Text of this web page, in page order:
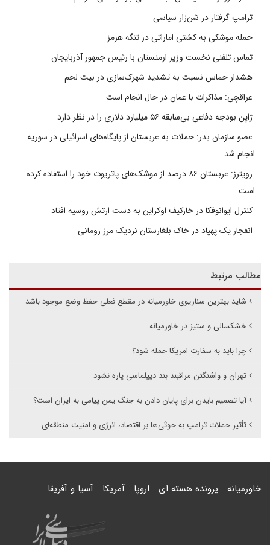
ترامپ گرفتار در شن‌زار سیاسی
حمله موشکی به کشتی اماراتی در تنگه هرمز
تماس تلفنی نخست وزیر ارمنستان با رئیس جمهور آذربایجان
هشدار حماس نسبت به تشدید شهرک‌سازی در بیت‌ لحم
عراقچی: مذاکرات با عمان در حال انجام است
ژاپن بودجه دفاعی بی‌سابقه ۵۶ میلیارد دلاری را در نظر دارد
عضو سازمان بدر: حملات به عربستان از پایگاه‌های اسرائیلی در سوریه
انجام شد
رویترز: عربستان ۸۶ درصد از موشک‌های پاتریوت خود را استفاده کرده
است
کنترل ایوانوفکا در خارکیف اوکراین به دست ارتش روسیه افتاد
انفجار یک پهپاد در خاک بلغارستان نزدیک مرز رومانی
مطالب مرتبط
شاید بهترین سناریوی خاورمیانه در مقطع فعلی حفظ وضع موجود باشد
خشکسالی و ستیز در خاورمیانه
چرا باید به سفارت امریکا حمله شود؟
تهران و واشنگتن مراقبند بند دیپلماسی پاره نشود
آیا تصمیم بایدن برای پایان دادن به جنگ یمن پیامی به ایران است؟
تأثیر حملات ترامپ به حوثی‌ها بر اقتصاد، انرژی و امنیت منطقه‌ای
خاورمیانه پرونده هسته ای اروپا آمریکا آسیا و آفریقا